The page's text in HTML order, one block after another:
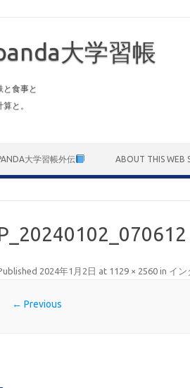
大学習帳
と食事と
算と。
大学習帳外伝 ABOUT THIS WEB
2024年1月2日 at 1129 × 2560in イン
← Previous